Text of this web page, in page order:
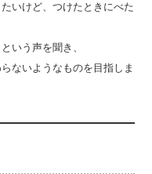
いけど、つけたときにべた
いう声を聞き、
ないようなものを目指しま